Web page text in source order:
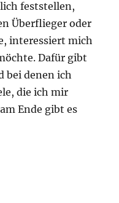
feststellen,
Überflieger oder
interessiert mich
Dafür gibt
bei denen ich
die ich mir
Ende gibt es